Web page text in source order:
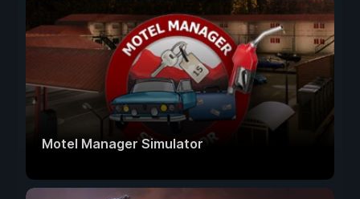
Motel Manager Simulator